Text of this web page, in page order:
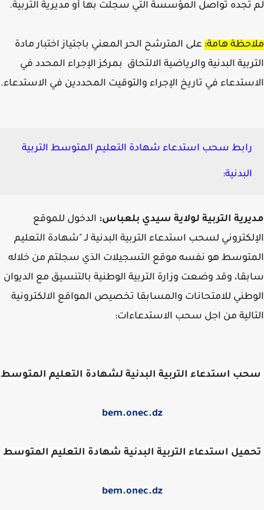
تجده تواصل المؤسسة التي سجلت بها أو مديرية التربية.
هامة:على المترشح الحر المعني باجتياز اختبار مادة
البدنية والرياضية الالتحاق بمركز الإجراء المحدد في
في تاريخ الإجراء والتوقيت المحددين في الاستدعاء.
رابط سحب استدعاء شهادة التعليم المتوسط التربية
البدنية:
التربية لولايةسيدي بلعباس:الدخول للموقع
لسحب استدعاء التربية البدنية لـ "شهادة التعليم
هو نفسه موقع التسجيلات الذي سجلتم من خلاله
وقد وضعت وزارة التربية الوطنية بالتنسيق مع الديوان
للامتحانات والمسابقا تخصيص المواقع الالكترونية
من اجل سحب الاستدعاءات:
استدعاء التربية البدنية لشهادة التعليم المتوسط
bem.onec.dz
استدعاء التربية البدنية شهادة التعليم المتوسط
bem.onec.dz